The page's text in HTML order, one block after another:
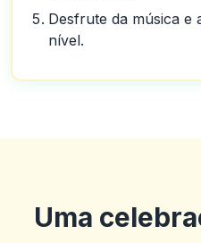
Desfrute da música e
nível.
Uma